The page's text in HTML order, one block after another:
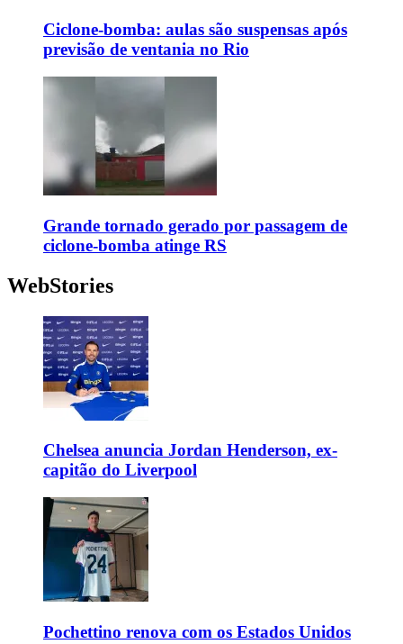
Ciclone-bomba: aulas são suspensas após
previsão de ventania no Rio
Grande tornado gerado por passagem de
ciclone-bomba atinge RS
WebStories
Chelsea anuncia Jordan Henderson, ex-
capitão do Liverpool
Pochettino renova com os Estados Unidos